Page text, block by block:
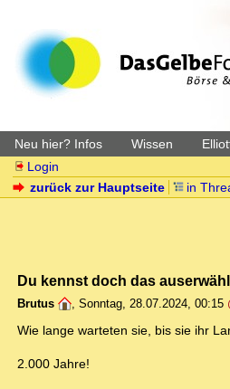
Neu hier? Infos Wissen
Login
zurück zur Hauptseite
in
Du kennst doch das
Brutus , Sonntag, 28.07.2024, 00:15
Wie lange warteten sie, bis sie ihr
2.000 Jahre!